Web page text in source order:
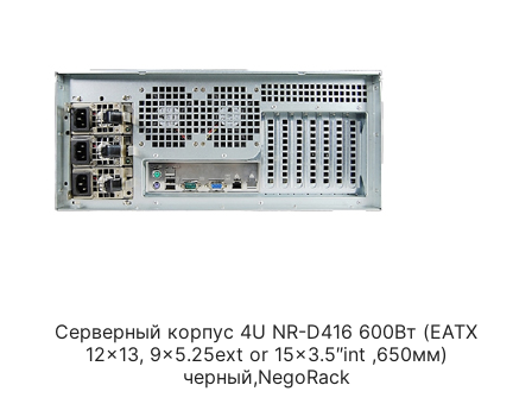
Серверный корпус 4U NR-D416 600Вт (EATX
12×13, 9×5.25ext or 15×3.5″int ,650мм)
черный,NegoRack